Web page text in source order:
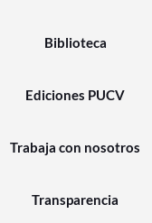
Biblioteca
Ediciones PUCV
Trabaja con nosotros
Transparencia